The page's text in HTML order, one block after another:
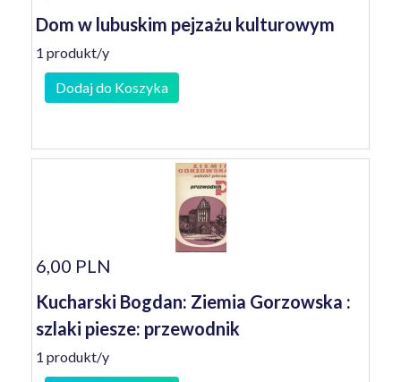
Dom w lubuskim pejzażu kulturowym
1 produkt/y
Dodaj do Koszyka
6,00 PLN
Kucharski Bogdan: Ziemia Gorzowska :
szlaki piesze: przewodnik
1 produkt/y